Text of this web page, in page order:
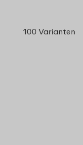
100 Varianten